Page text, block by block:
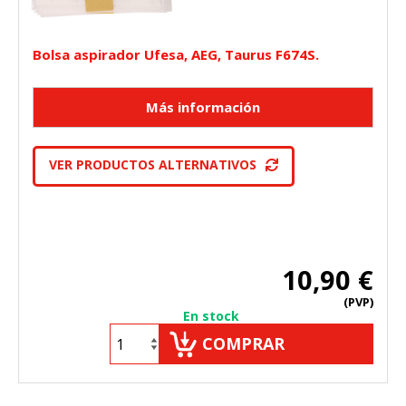
Bolsa aspirador Ufesa, AEG, Taurus F674S.
VER PRODUCTOS ALTERNATIVOS
10,90 €
(PVP)
En stock
COMPRAR